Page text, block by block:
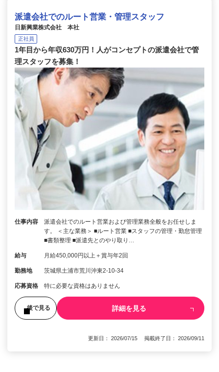
派遣会社でのルート営業・管理スタッフ
日新興業株式会社 本社
正社員
1年目から年収630万円！人がコンセプトの派遣会社で管
理スタッフを募集！
仕事内容
派遣会社でのルート営業および管理業務全般をお任せしま
す。 ＜主な業務＞ ■ルート営業 ■スタッフの管理・勤怠管理
■書類整理 ■派遣先とのやり取り…
給与 月給450,000円以上＋賞与年2回
勤務地 茨城県土浦市荒川沖東2-10-34
応募資格 特に必要な資格はありません
後で見る 詳細を見る
更新日： 2026/07/15 掲載終了日： 2026/09/11